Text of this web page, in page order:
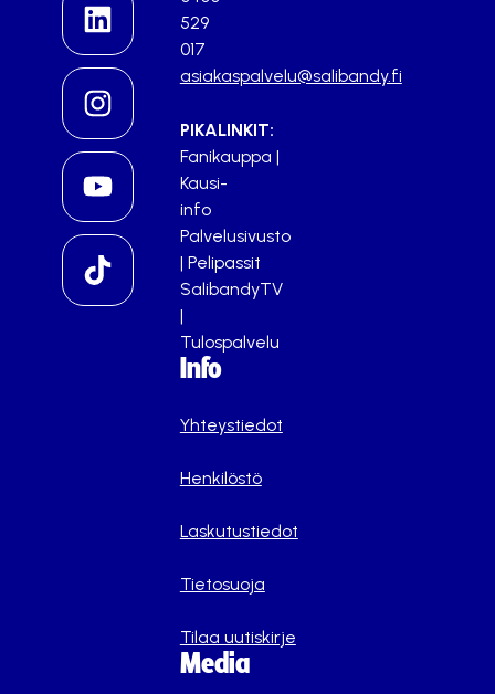
529
017
asiakaspalvelu@salibandy.fi
PIKALINKIT:
Fanikauppa |
Kausi-
info
Palvelusivusto
| Pelipassit
SalibandyTV
|
Tulospalvelu
Info
Yhteystiedot
Henkilöstö
Laskutustiedot
Tietosuoja
Tilaa uutiskirje
Media